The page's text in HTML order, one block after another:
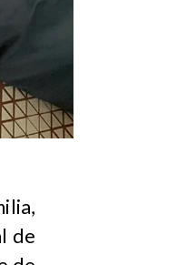
de